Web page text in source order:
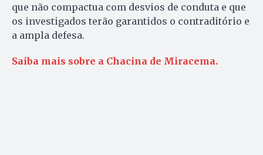
que não compactua com desvios de conduta e que
os investigados terão garantidos o contraditório e
a ampla defesa.
Saiba mais sobre a Chacina de Miracema.